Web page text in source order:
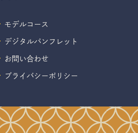
モデルコース
デジタルパンフレット
お問い合わせ
プライバシーポリシー